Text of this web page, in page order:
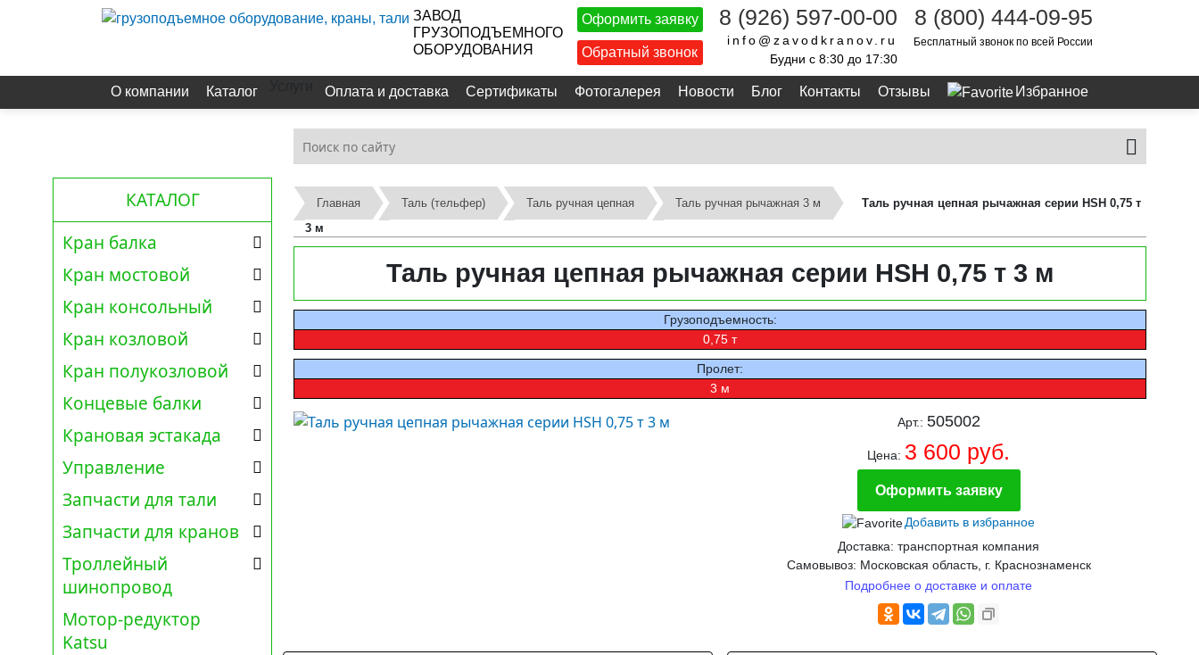
ЗАВОД
ГРУЗОПОДЪЕМНОГО
ОБОРУДОВАНИЯ
Оформить заявку
Обратный звонок
8 (926) 597-00-00
info@zavodkranov.ru
Будни с 8:30 до 17:30
8 (800) 444-09-95
Бесплатный звонок по всей России
О компании Каталог Оплата и доставка Сертификаты Фотогалерея Новости Блог Контакты Отзывы Избранное
КАТАЛОГ
Кран балка
Кран мостовой
Кран консольный
Кран козловой
Кран полукозловой
Концевые балки
Крановая эстакада
Управление
Запчасти для тали
Запчасти для кранов
Троллейный
шинопровод
Мотор-редуктор
Katsu
Главная Таль (тельфер) Таль ручная цепная Таль ручная рычажная 3 м
Таль ручная цепная рычажная серии HSH 0,75 т
3 м
Таль ручная цепная рычажная серии HSH 0,75 т 3 м
Грузоподъемность:
0,75 т
Пролет:
3 м
Арт.: 505002
Цена: 3 600 руб.
Оформить заявку
Добавить в избранное
Доставка: транспортная компания
Самовывоз: Московская область, г. Краснознаменск
Подробнее о доставке и оплате